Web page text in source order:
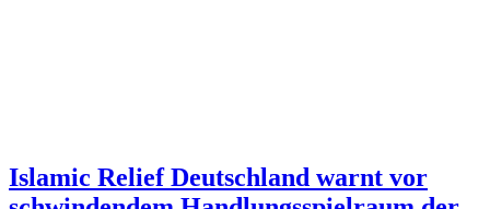
Islamic Relief Deutschland warnt vor